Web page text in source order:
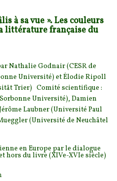
à sa vue ». Les couleurs
littérature française du
Nathalie Godnair (CESR de
Université) et Élodie Ripoll
Trier) Comité scientifique :
Université), Damien
Laubner (Université Paul
(Université de Neuchâtel